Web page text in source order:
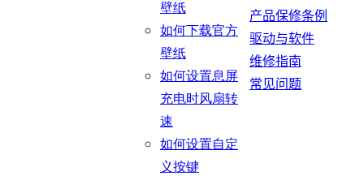
壁纸
如何下载官方
壁纸
如何设置息屏
充电时风扇转
速
如何设置自定
义按键
产品保修条例
驱动与软件
维修指南
常见问题